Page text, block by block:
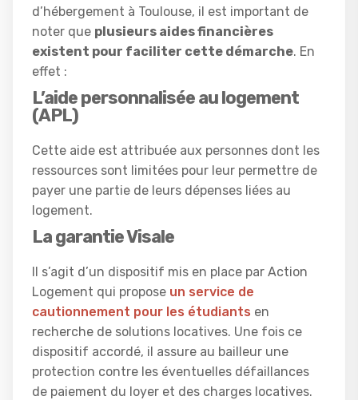
d’hébergement à Toulouse, il est important de
noter que plusieurs aides financières
existent pour faciliter cette démarche. En
effet :
L’aide personnalisée au logement
(APL)
Cette aide est attribuée aux personnes dont les
ressources sont limitées pour leur permettre de
payer une partie de leurs dépenses liées au
logement.
La garantie Visale
Il s’agit d’un dispositif mis en place par Action
Logement qui propose un service de
cautionnement pour les étudiants en
recherche de solutions locatives. Une fois ce
dispositif accordé, il assure au bailleur une
protection contre les éventuelles défaillances
de paiement du loyer et des charges locatives.